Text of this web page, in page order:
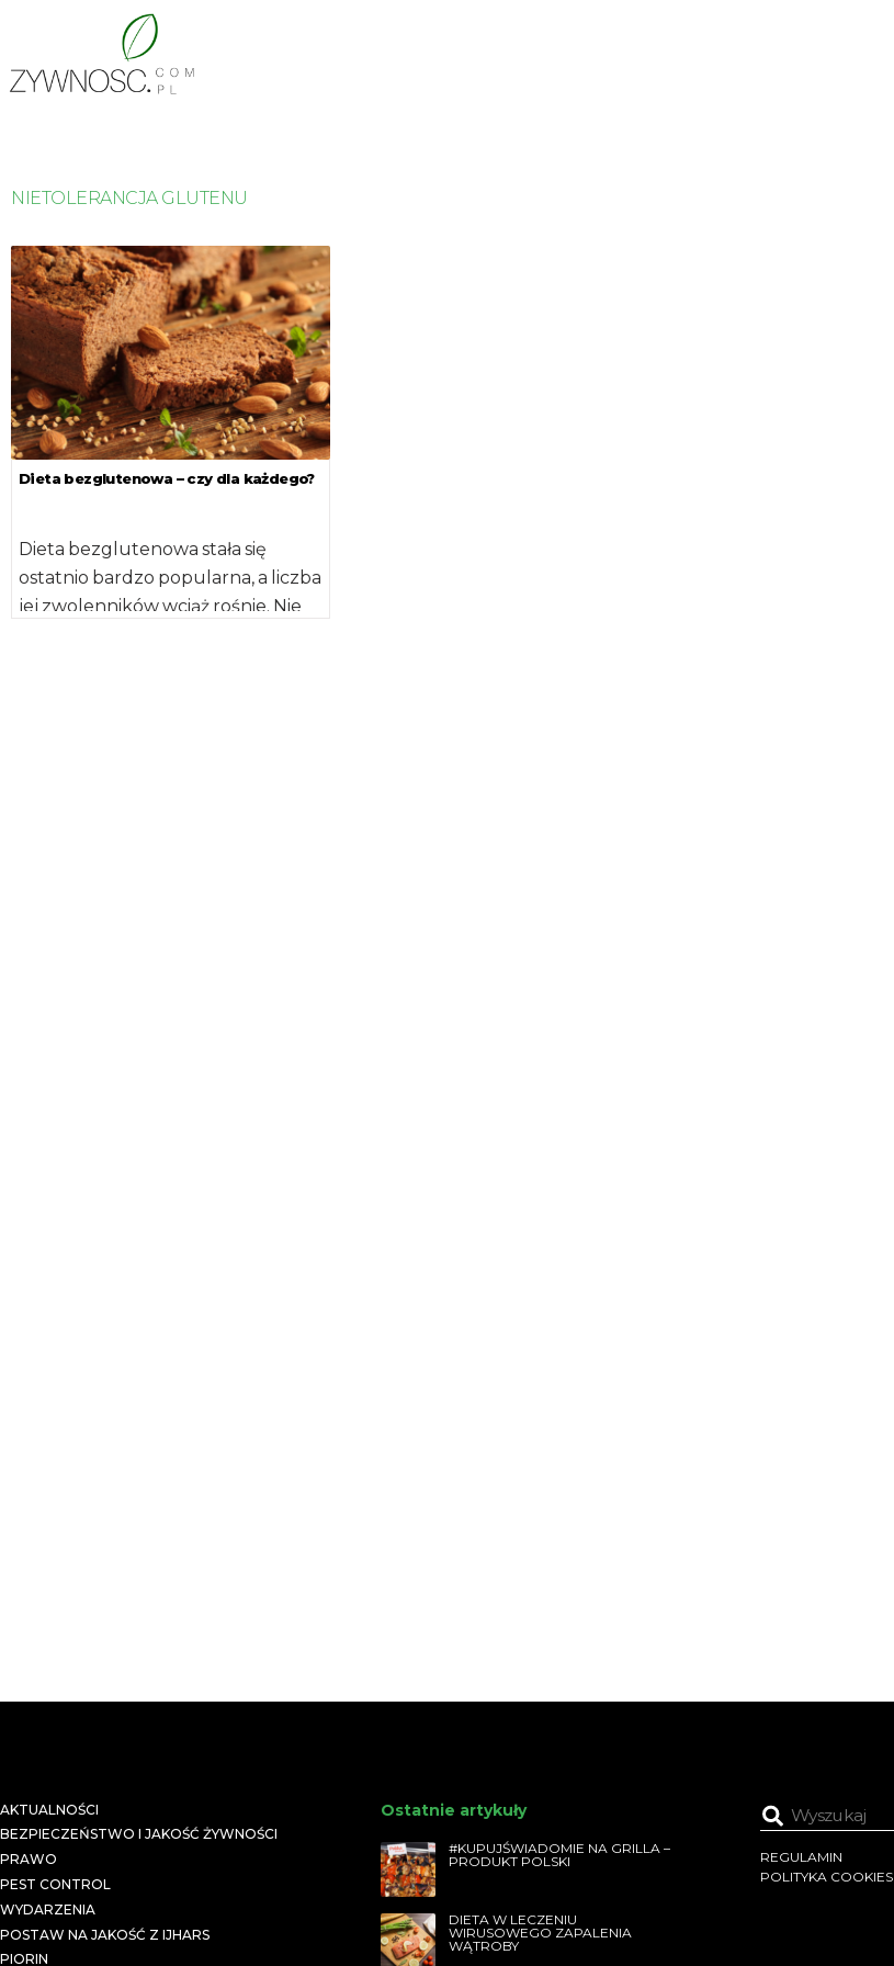
NIETOLERANCJA GLUTENU
Dieta bezglutenowa – czy dla każdego?
Dieta bezglutenowa stała się
ostatnio bardzo popularna, a liczba
jej zwolenników wciąż rośnie. Nie
AKTUALNOŚCI
BEZPIECZEŃSTWO I JAKOŚĆ ŻYWNOŚCI
PRAWO
PEST CONTROL
WYDARZENIA
POSTAW NA JAKOŚĆ Z IJHARS
PIORIN
Ostatnie artykuły
#KUPUJŚWIADOMIE NA GRILLA –
PRODUKT POLSKI
DIETA W LECZENIU
WIRUSOWEGO ZAPALENIA
WĄTROBY
REGULAMIN
POLITYKA COOKIES